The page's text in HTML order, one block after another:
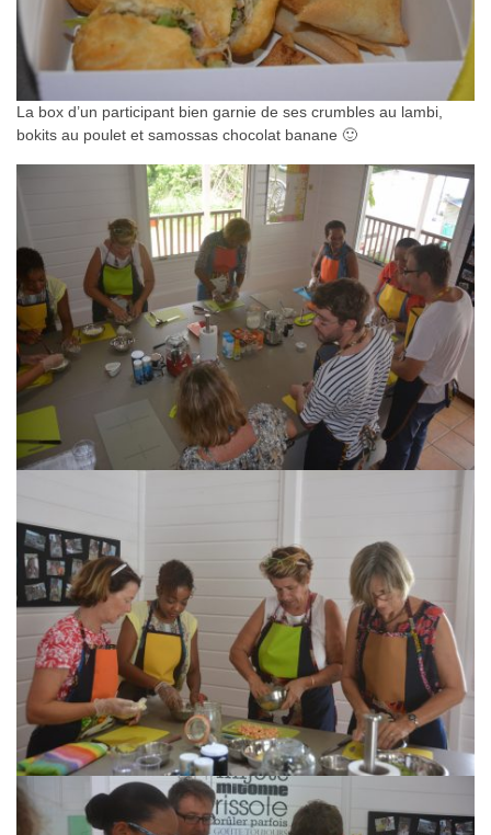
La box d’un participant bien garnie de ses crumbles au lambi,
bokits au poulet et samossas chocolat banane 🙂